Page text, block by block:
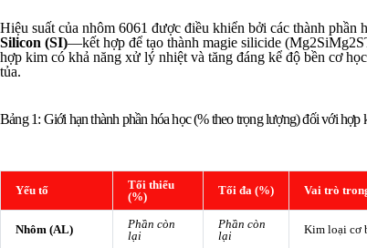
Hiệu suất của nhôm 6061 được điều khiển bởi các thành
Silicon (SI)—kết hợp để tạo thành magie silicide (Mg2SiMg2S
hợp kim có khả năng xử lý nhiệt và tăng đáng kể độ bền cơ
tủa.
Bảng 1: Giới hạn thành phần hóa học (% theo trọng lượng) đối với
Yếu tố
Tối thiểu
(%)
Tối đa (%) Vai trò
Nhôm (AL)
Phần còn
lại
Phần còn
lại
Kim loại cơ